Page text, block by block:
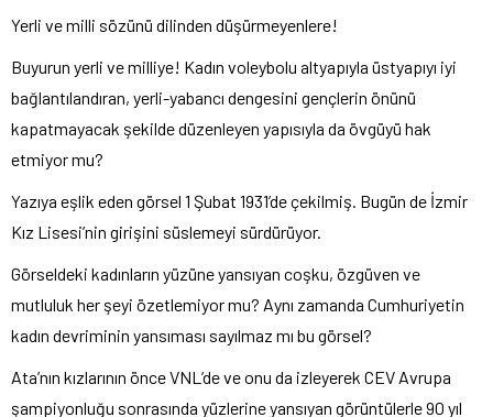
Yerli ve milli sözünü dilinden düşürmeyenlere!
Buyurun yerli ve milliye! Kadın voleybolu altyapıyla üstyapıyı iyi
bağlantılandıran, yerli-yabancı dengesini gençlerin önünü
kapatmayacak şekilde düzenleyen yapısıyla da övgüyü hak
etmiyor mu?
Yazıya eşlik eden görsel 1 Şubat 1931’de çekilmiş. Bugün de İzmir
Kız Lisesi’nin girişini süslemeyi sürdürüyor.
Görseldeki kadınların yüzüne yansıyan coşku, özgüven ve
mutluluk her şeyi özetlemiyor mu? Aynı zamanda Cumhuriyetin
kadın devriminin yansıması sayılmaz mı bu görsel?
Ata’nın kızlarının önce VNL’de ve onu da izleyerek CEV Avrupa
şampiyonluğu sonrasında yüzlerine yansıyan görüntülerle 90 yıl